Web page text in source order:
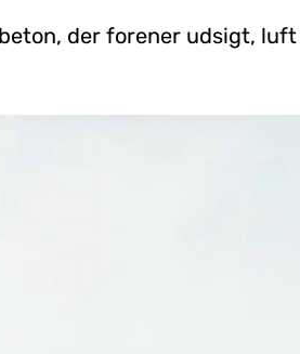
der forener udsigt,